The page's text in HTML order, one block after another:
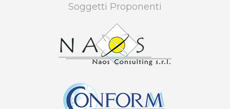
Soggetti Proponenti